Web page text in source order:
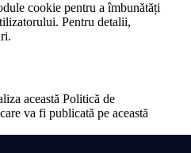
cookie pentru a îmbunătăți
Pentru detalii,
.
această Politică de
va fi publicată pe această